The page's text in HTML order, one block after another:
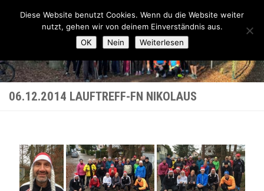
Zum Inhalt springen
Lauftreff-FN
06.12.2014 LAUFTREFF-FN NIKOLAUS
Diese Website benutzt Cookies. Wenn du die Website weiter
nutzt, gehen wir von deinem Einverständnis aus.
OK
Nein Weiterlesen